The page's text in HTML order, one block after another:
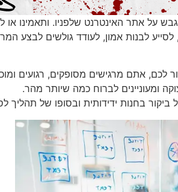
על אתר האינטרנט שלפניו. ותאמינו
לבנות אמון, לעודד גולשים לבצע
לכם, אתם מרגישים מסופקים, רגועים
ומעוניינים לברוח כמה שיותר מהר.
בחנות ידידותית ובסופו של תהליך